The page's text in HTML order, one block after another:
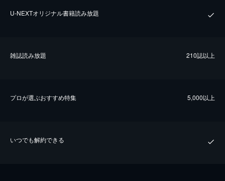
U-NEXTオリジナル書籍読み放題
雑誌読み放題 210誌以上
プロが選ぶおすすめ特集 5,000以上
いつでも解約できる